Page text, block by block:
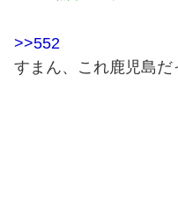
>>552
すまん、これ鹿児島だ